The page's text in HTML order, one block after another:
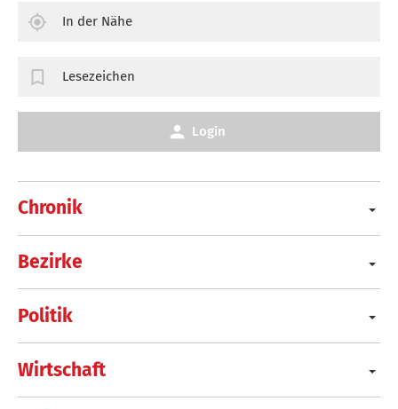
Chronik
Bezirke
Politik
Wirtschaft
In der Nähe
Lesezeichen
Login